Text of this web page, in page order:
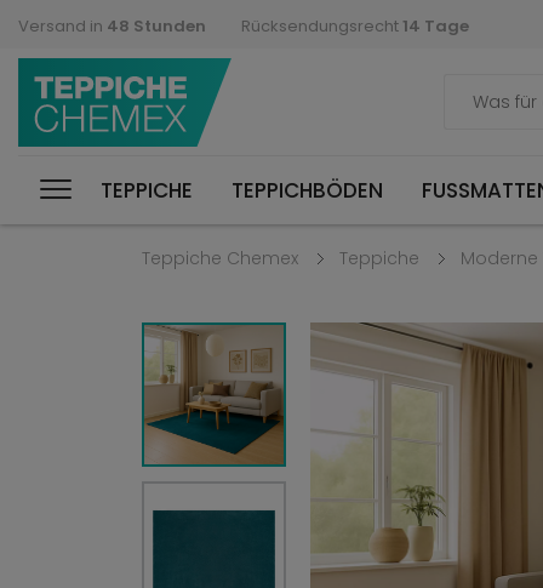
Versand in 48 Stunden Rücksendungsrecht 14 Tage
TEPPICHE TEPPICHBÖDEN FUSSMATTEN
Teppiche Chemex Teppiche